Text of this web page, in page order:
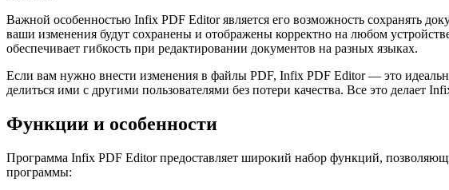
Важной особенностью Infix PDF Editor является его возможность сохранять
ваши изменения будут сохранены и отображены корректно на любом
обеспечивает гибкость при редактировании документов на разных языках.
Если вам нужно внести изменения в файлы PDF, Infix PDF Editor — это
делиться ими с другими пользователями без потери качества. Все это
Функции и особенности
Программа Infix PDF Editor предоставляет широкий набор функций,
программы: